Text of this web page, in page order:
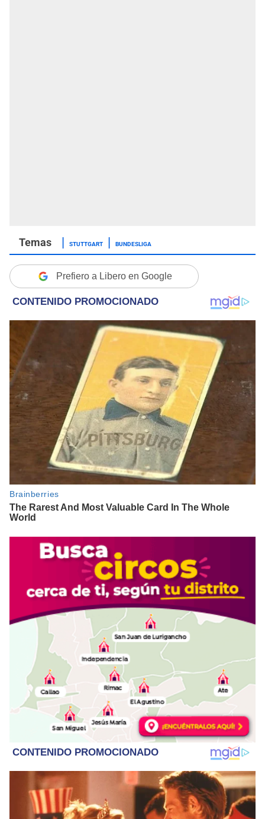
STUTTGART BUNDESLIGA
Prefiero a Libero en Google